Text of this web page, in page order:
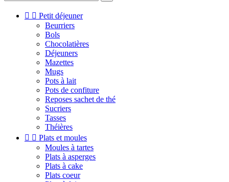
  Petit déjeuner
Beurriers
Bols
Chocolatières
Déjeuners
Mazettes
Mugs
Pots à lait
Pots de confiture
Reposes sachet de thé
Sucriers
Tasses
Théières
  Plats et moules
Moules à tartes
Plats à asperges
Plats à cake
Plats coeur